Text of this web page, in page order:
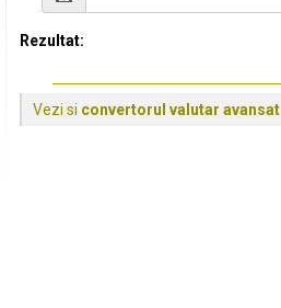
Rezultat:
Vezi si convertorul valutar avansat